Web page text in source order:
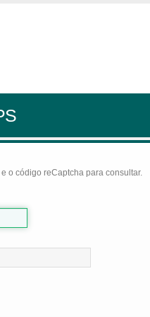
o código reCaptcha para consultar.